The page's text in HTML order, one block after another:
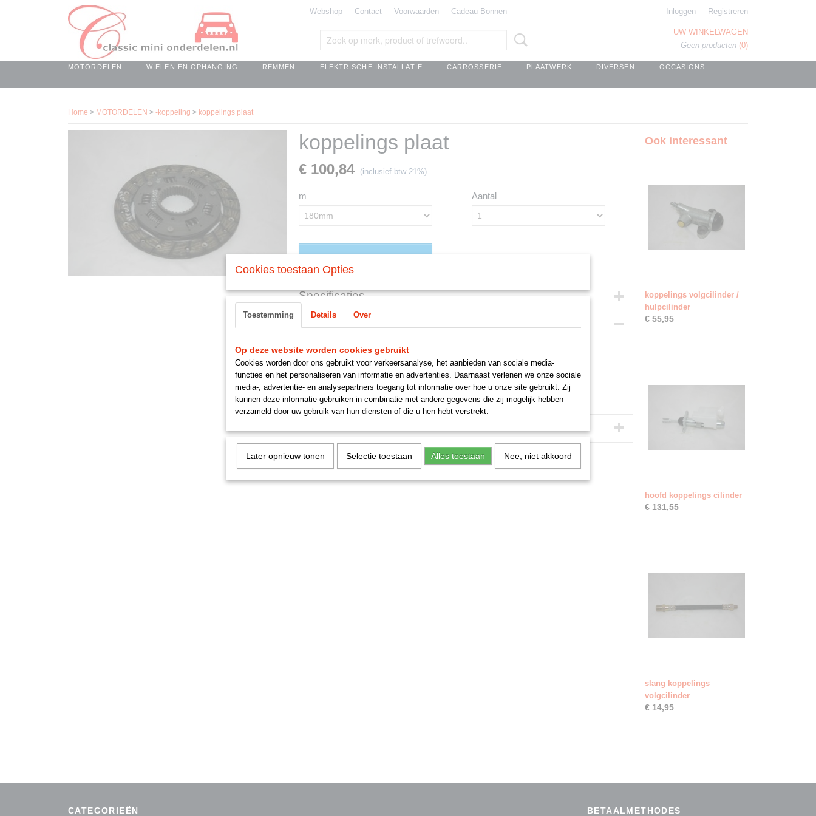
Webshop Contact Voorwaarden Cadeau Bonnen Inloggen Registreren
UW WINKELWAGEN
Geen producten (0)
MOTORDELEN WIELEN EN OPHANGING REMMEN ELEKTRISCHE INSTALLATIE CARROSSERIE PLAATWERK DIVERSEN OCCASIONS
Home > MOTORDELEN > -koppeling > koppelings plaat
koppelings plaat
€ 100,84 (inclusief btw 21%)
m Aantal
IN WINKELWAGEN
Specificaties
Productcode
verkrijgbaar in de volgende uitvoeringen:
180 mm plaat voor koppeling van voor 1990
190 mm plaat voor koppeling na 1990
Save
Ook interessant
koppelings volgcilinder /
hulpcilinder
€ 55,95
hoofd koppelings cilinder
€ 131,55
slang koppelings
volgcilinder
€ 14,95
CATEGORIEËN BETAALMETHODES
Cookies toestaan Opties
Toestemming Details Over
Op deze website worden cookies gebruikt
Cookies worden door ons gebruikt voor verkeersanalyse, het aanbieden van sociale media-
functies en het personaliseren van informatie en advertenties. Daarnaast verlenen we onze sociale
media-, advertentie- en analysepartners toegang tot informatie over hoe u onze site gebruikt. Zij
kunnen deze informatie gebruiken in combinatie met andere gegevens die zij mogelijk hebben
verzameld door uw gebruik van hun diensten of die u hen hebt verstrekt.
Later opnieuw tonen Selectie toestaan Alles toestaan Nee, niet akkoord